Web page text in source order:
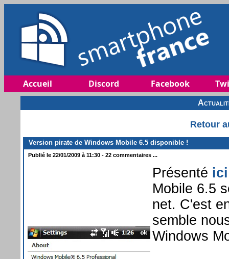
Accueil Discord Facebook
Retour
Version pirate de Windows Mobile 6.5 disponible !
Publié le 22/01/2009 à 11:30 - 22 commentaires ...
Présenté
Mobile 6.5
net. C'est
semble
Windows